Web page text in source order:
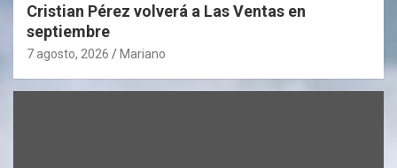
Cristian Pérez volverá a Las Ventas en
septiembre
7 agosto, 2026 Mariano